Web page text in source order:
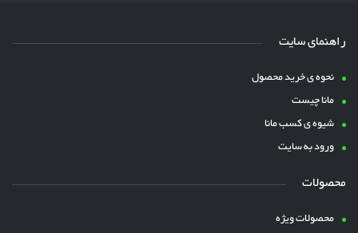
راهنمای سایت
نحوه ی خرید محصول
مانا چیست
شیوه ی کسب مانا
ورود به سایت
محصولات
محصولات ویژه